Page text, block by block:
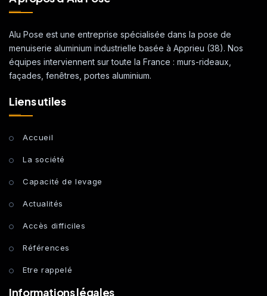
Alu Pose est une entreprise spécialisée dans la pose de
menuiserie aluminium industrielle basée à Apprieu (38). Nos
équipes interviennent sur toute la France : murs-rideaux,
façades, fenêtres, portes aluminium.
Liens utiles
Accueil
La société
Capacité de levage
Actualités
Accès difficiles
Références
Etre rappelé
Informations légales